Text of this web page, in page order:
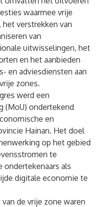
waarmee vrije
verstrekken van
van
uitwisselingen, het
en het aanbieden
en adviesdiensten aan
zones.
werd een
(MoU) ondertekend
en
Hainan. Het doel
op het gebied
te
ondertekenaars als
digitale economie te
de vrije zone waren